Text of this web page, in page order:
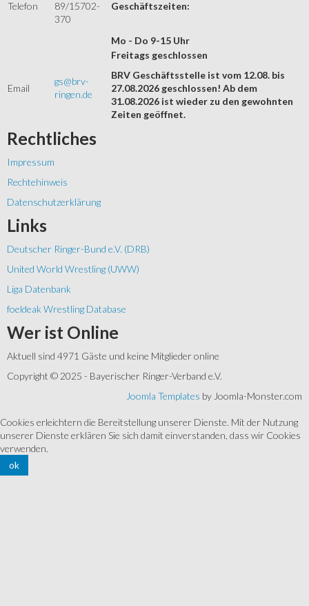
Telefon
89/15702-
370
Geschäftszeiten:
Mo - Do 9-15 Uhr
Email
gs@brv-
ringen.de
Freitags geschlossen
BRV Geschäftsstelle ist vom 12.08. bis
27.08.2026 geschlossen! Ab dem
31.08.2026 ist wieder zu den gewohnten
Zeiten geöffnet.
Rechtliches
Impressum
Rechtehinweis
Datenschutzerklärung
Links
Deutscher Ringer-Bund e.V. (DRB)
United World Wrestling (UWW)
Liga Datenbank
foeldeak Wrestling Database
Wer ist Online
Aktuell sind 4971 Gäste und keine Mitglieder online
Copyright © 2025 - Bayerischer Ringer-Verband e.V.
Joomla Templates by Joomla-Monster.com
Cookies erleichtern die Bereitstellung unserer Dienste. Mit der Nutzung
unserer Dienste erklären Sie sich damit einverstanden, dass wir Cookies
verwenden.
ok